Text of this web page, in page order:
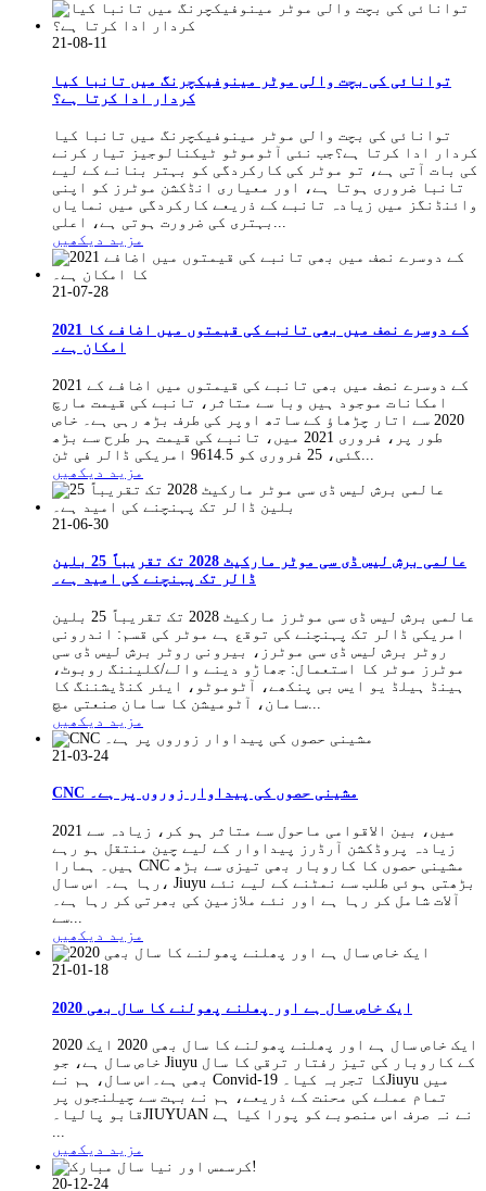
21-08-11
توانائی کی بچت والی موٹر مینوفیکچرنگ میں تانبا کیا
کردار ادا کرتا ہے؟
توانائی کی بچت والی موٹر مینوفیکچرنگ میں تانبا کیا
کردار ادا کرتا ہے؟جب نئی آٹوموٹو ٹیکنالوجیز تیار کرنے
کی بات آتی ہے، تو موٹر کی کارکردگی کو بہتر بنانے کے لیے
تانبا ضروری ہوتا ہے، اور معیاری انڈکشن موٹرز کو اپنی
وائنڈنگز میں زیادہ تانبے کے ذریعے کارکردگی میں نمایاں
بہتری کی ضرورت ہوتی ہے، اعلی...
مزید دیکھیں
21-07-28
2021 کے دوسرے نصف میں بھی تانبے کی قیمتوں میں اضافے کا
امکان ہے۔
2021 کے دوسرے نصف میں بھی تانبے کی قیمتوں میں اضافے کے
امکانات موجود ہیں وبا سے متاثر، تانبے کی قیمت مارچ
2020 سے اتار چڑھاؤ کے ساتھ اوپر کی طرف بڑھ رہی ہے۔ خاص
طور پر، فروری 2021 میں، تانبے کی قیمت ہر طرح سے بڑھ
مزید دیکھیں
21-06-30
عالمی برش لیس ڈی سی موٹر مارکیٹ 2028 تک تقریباً 25 بلین
ڈالر تک پہنچنے کی امید ہے۔
عالمی برش لیس ڈی سی موٹرز مارکیٹ 2028 تک تقریباً 25 بلین
امریکی ڈالر تک پہنچنے کی توقع ہے موٹر کی قسم: اندرونی
روٹر برش لیس ڈی سی موٹرز، بیرونی روٹر برش لیس ڈی سی
موٹرز موٹر کا استعمال: جھاڑو دینے والے/کلیننگ روبوٹ،
ہینڈ ہیلڈ یو ایس بی پنکھے، آٹوموٹو، ایئر کنڈیشننگ کا
مزید دیکھیں
21-03-24
CNC مشینی حصوں کی پیداوار زوروں پر ہے۔
2021 میں، بین الاقوامی ماحول سے متاثر ہو کر، زیادہ سے
زیادہ پروڈکشن آرڈرز پیداوار کے لیے چین منتقل ہو رہے
ہیں۔ ہمارا CNC مشینی حصوں کا کاروبار بھی تیزی سے بڑھ
رہا ہے۔ اس سال، Jiuyu بڑھتی ہوئی طلب سے نمٹنے کے لیے نئے
آلات شامل کر رہا ہے اور نئے ملازمین کی بھرتی کر رہا ہے۔
سے...
مزید دیکھیں
21-01-18
2020 ایک خاص سال ہے اور پھلنے پھولنے کا سال بھی
2020 ایک خاص سال ہے اور پھلنے پھولنے کا سال بھی 2020 ایک
خاص سال ہے، جو Jiuyu کے کاروبار کی تیز رفتار ترقی کا سال
بھی ہے۔اس سال، ہم نے Convid-19 کا تجربہ کیا۔Jiuyu میں
تمام عملے کی محنت کے ذریعے، ہم نے بہت سے چیلنجوں پر
قابو پالیا۔JIUYUAN نے نہ صرف اس منصوبے کو پورا کیا ہے
...
مزید دیکھیں
20-12-24